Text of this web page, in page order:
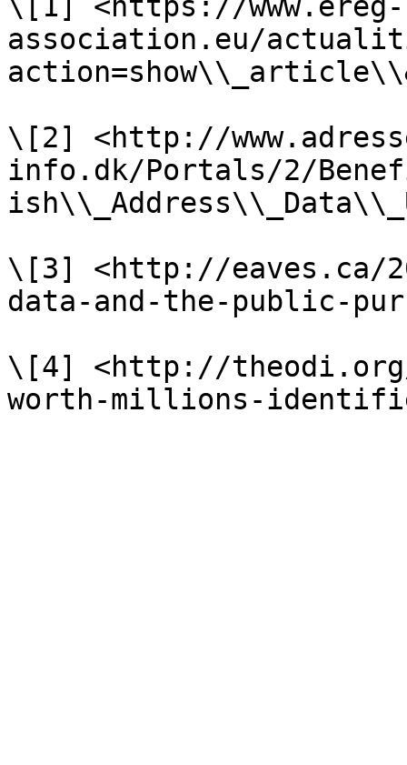
association.eu/
\[2] <http://
info.dk/Portals/2/
\[3] <http://eaves.ca/
data-and-the-public-
\[4] <http://theodi.org/